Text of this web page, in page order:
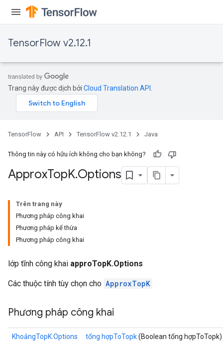
TensorFlow v2.12.1
Trang này được dịch bởi Cloud Translation API
TensorFlow API TensorFlow v2.12.1 Java
Thông tin này có hữu ích không cho bạn không?
ApproxTopK.Options
Trên trang này
Phương pháp công khai
Phương pháp kế thừa
Phương pháp công khai
lớp tĩnh công khai approTopK.Options
Các thuộc tính tùy chọn cho ApproxTopK
Phương pháp công khai
KhoảngTopK.Options tổng hợpToTopk(Boolean tổng hợpToTopk)